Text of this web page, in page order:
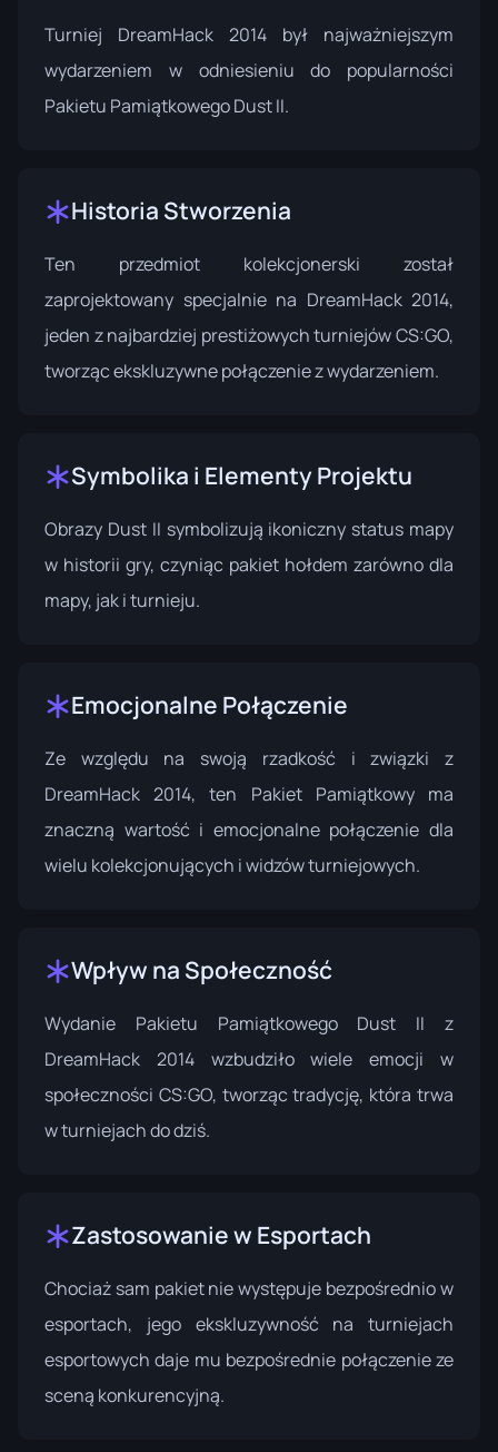
Turniej DreamHack 2014 był najważniejszym
wydarzeniem w odniesieniu do popularności
Pakietu Pamiątkowego Dust II.
Historia Stworzenia
Ten przedmiot kolekcjonerski został
zaprojektowany specjalnie na DreamHack 2014,
jeden z najbardziej prestiżowych turniejów CS:GO,
tworząc ekskluzywne połączenie z wydarzeniem.
Symbolika i Elementy Projektu
Obrazy Dust II symbolizują ikoniczny status mapy
w historii gry, czyniąc pakiet hołdem zarówno dla
mapy, jak i turnieju.
Emocjonalne Połączenie
Ze względu na swoją rzadkość i związki z
DreamHack 2014, ten Pakiet Pamiątkowy ma
znaczną wartość i emocjonalne połączenie dla
wielu kolekcjonujących i widzów turniejowych.
Wpływ na Społeczność
Wydanie Pakietu Pamiątkowego Dust II z
DreamHack 2014 wzbudziło wiele emocji w
społeczności CS:GO, tworząc tradycję, która trwa
w turniejach do dziś.
Zastosowanie w Esportach
Chociaż sam pakiet nie występuje bezpośrednio w
esportach, jego ekskluzywność na turniejach
esportowych daje mu bezpośrednie połączenie ze
sceną konkurencyjną.